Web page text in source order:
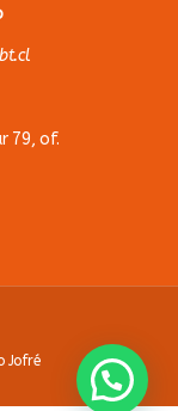
t.cl
79, of.
Jofré